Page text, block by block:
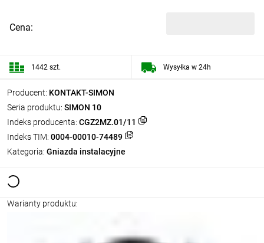
Producent: KONTAKT-SIMON
Seria produktu: SIMON 10
Indeks producenta: CGZ2MZ.01/11
Indeks TIM: 0004-00010-74489
Kategoria: Gniazda instalacyjne
Warianty produktu:
Cena:
1442 szt. Wysyłka w 24h